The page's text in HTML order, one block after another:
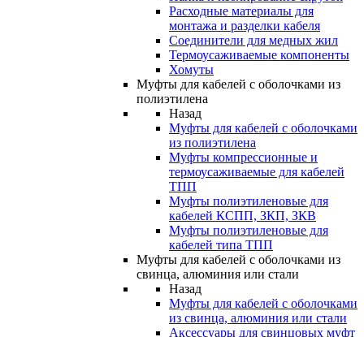
Расходные материалы для
монтажа и разделки кабеля
Соединители для медных жил
Термоусаживаемые компоненты
Хомуты
Муфты для кабелей с оболочками из
полиэтилена
Назад
Муфты для кабелей с оболочками
из полиэтилена
Муфты компрессионные и
термоусаживаемые для кабелей
ТПП
Муфты полиэтиленовые для
кабелей КСПП, ЗКП, ЗКВ
Муфты полиэтиленовые для
кабелей типа ТПП
Муфты для кабелей с оболочками из
свинца, алюминия или стали
Назад
Муфты для кабелей с оболочками
из свинца, алюминия или стали
Аксессуары для свинцовых муфт